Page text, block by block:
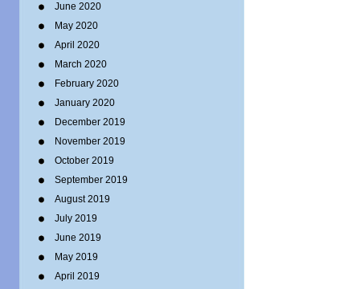
June 2020
May 2020
April 2020
March 2020
February 2020
January 2020
December 2019
November 2019
October 2019
September 2019
August 2019
July 2019
June 2019
May 2019
April 2019